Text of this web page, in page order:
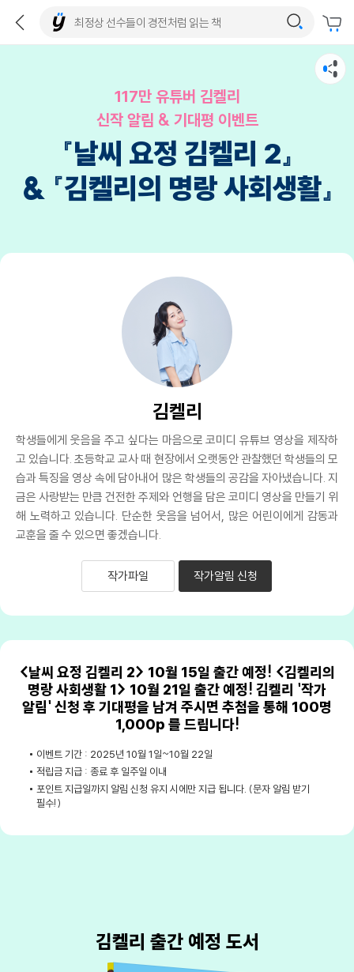
117만 유튜버 김켈리
신작 알림 & 기대평 이벤트
『날씨 요정 김켈리 2』
& 『김켈리의 명랑 사회생활』
김켈리
학생들에게 웃음을 주고 싶다는 마음으로 코미디 유튜브 영상을 제작하
고 있습니다. 초등학교 교사 때 현장에서 오랫동안 관찰했던 학생들의 모
습과 특징을 영상 속에 담아내어 많은 학생들의 공감을 자아냈습니다. 지
금은 사랑받는 만큼 건전한 주제와 언행을 담은 코미디 영상을 만들기 위
해 노력하고 있습니다. 단순한 웃음을 넘어서, 많은 어린이에게 감동과
교훈을 줄 수 있으면 좋겠습니다.
작가파일 작가알림 신청
<날씨 요정 김켈리 2> 10월 15일 출간 예정! <김켈리의
명랑 사회생활 1> 10월 21일 출간 예정! 김켈리 '작가
알림' 신청 후 기대평을 남겨 주시면 추첨을 통해 100명
1,000p 를 드립니다!
이벤트 기간 : 2025년 10월 1일~10월 22일
적립금 지급 : 종료 후 일주일 이내
포인트 지급일까지 알림 신청 유지 시에만 지급 됩니다. (문자 알림 받기
필수!)
김켈리 출간 예정 도서